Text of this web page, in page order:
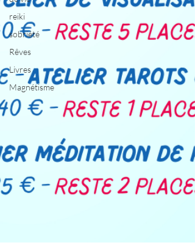
reiki
sobriété
Rêves
Livres
Magnétisme